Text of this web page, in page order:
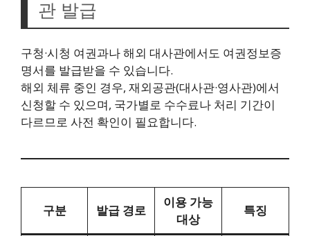
관 발급
구청·시청 여권과나 해외 대사관에서도 여권정보증
명서를 발급받을 수 있습니다.
해외 체류 중인 경우, 재외공관(대사관·영사관)에서
신청할 수 있으며, 국가별로 수수료나 처리 기간이
다르므로 사전 확인이 필요합니다.
구분 발급 경로
이용 가능
대상
특징